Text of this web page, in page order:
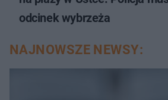
odcinek wybrzeża
NAJNOWSZE NEWSY: